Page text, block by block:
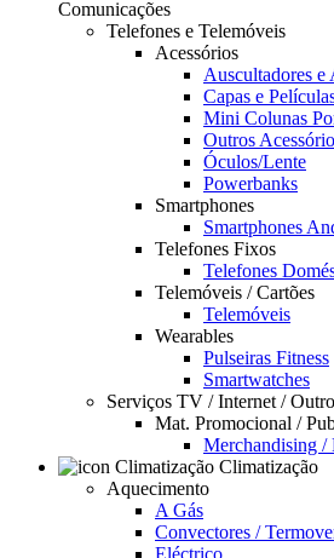
Comunicações
Telefones e Telemóveis
Acessórios
Auscultadores e
Capas e
Mini Colunas
Outros
Óculos/Lente
Powerbanks
Smartphones
Smartphones
Telefones Fixos
Telefones
Telemóveis / Cartões
Telemóveis
Wearables
Pulseiras Fitness
Smartwatches
Serviços TV / Internet /
Mat. Promocional /
Merchandising /
Climatização
Aquecimento
A Gás
Convectores /
Eléctrico